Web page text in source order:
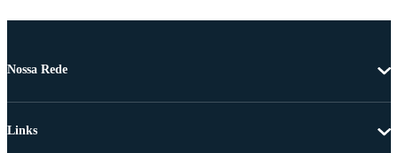
Nossa Rede
Links